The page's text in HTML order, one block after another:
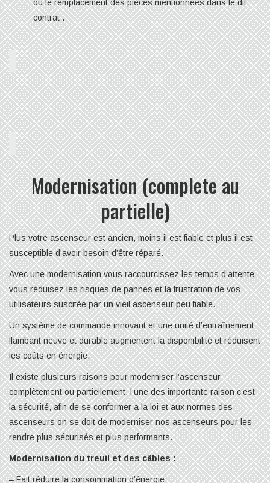
ou le remplacement des pièces mentionnées dans le dit
contrat .
Modernisation (complete au
partielle)
Plus votre ascenseur est ancien, moins il est fiable et plus il est
susceptible d’avoir besoin d’être réparé.
Avec une modernisation vous raccourcissez les temps d’attente,
vous réduisez les risques de pannes et la frustration de vos
utilisateurs suscitée par un vieil ascenseur peu fiable.
Un système de commande innovant et une unité d’entraînement
flambant neuve et durable augmentent la disponibilité et réduisent
les coûts en énergie.
Il existe plusieurs raisons pour moderniser l’ascenseur
complètement ou partiellement, l’une des importante raison c’est
la sécurité, afin de se conformer a la loi et aux normes des
ascenseurs on se doit de moderniser nos ascenseurs pour les
rendre plus sécurisés et plus performants.
Modernisation du treuil et des câbles :
– Fait réduire la consommation d’énergie